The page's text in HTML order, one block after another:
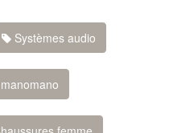
Systèmes audio